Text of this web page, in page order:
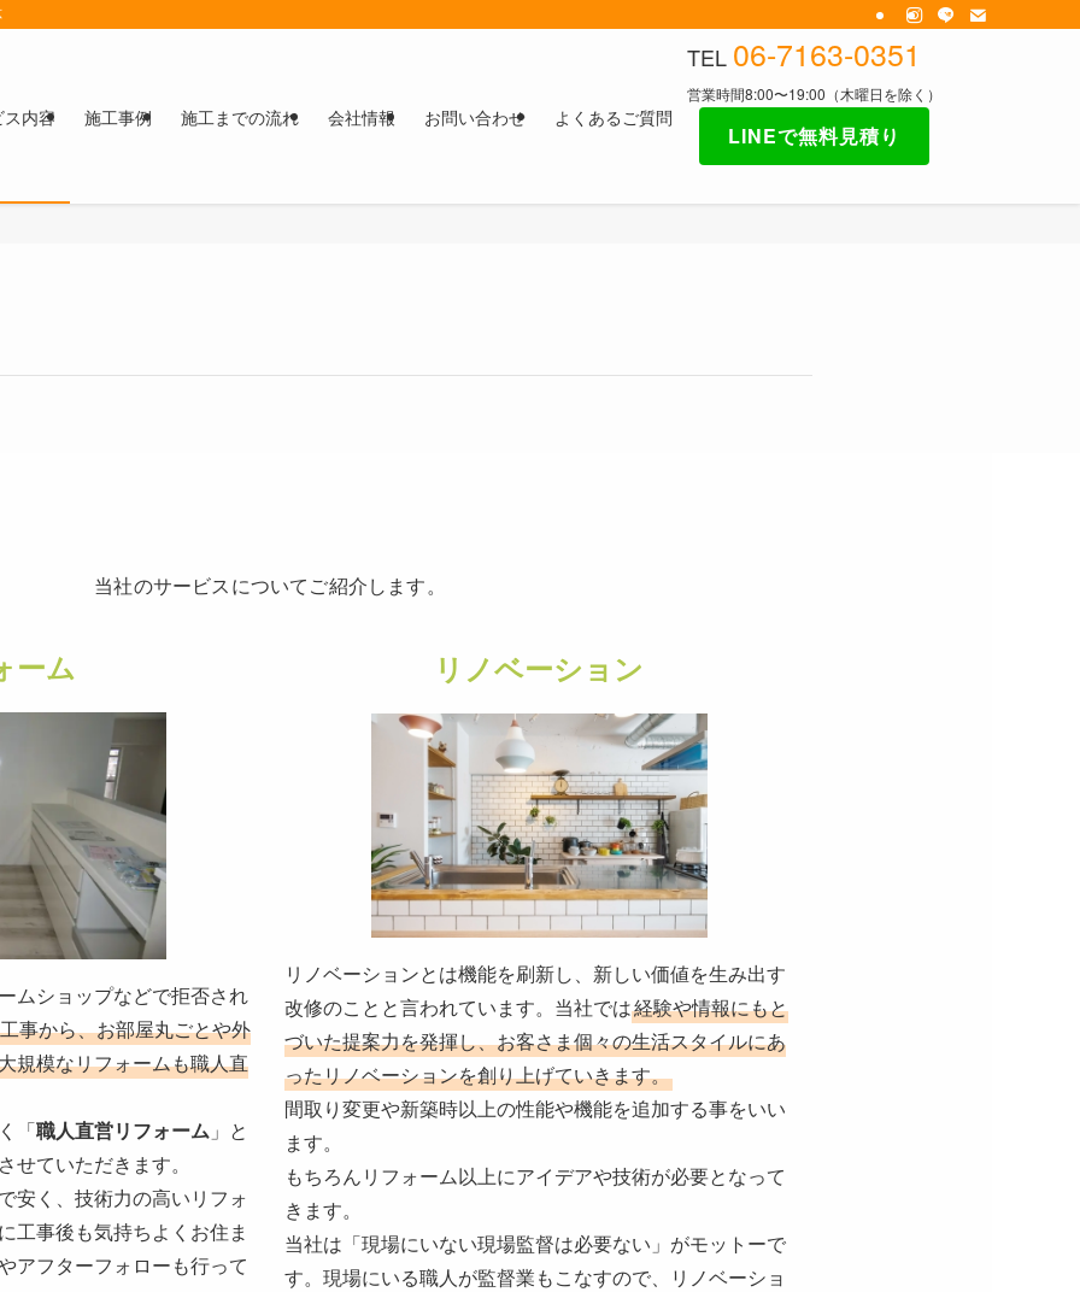
内容 施工事例 施工までの流れ 会社情報 お問い合わせ よくあるご質問
TEL 06-7163-0351
営業時間8:00〜19:00（木曜日を除く）
LINEで無料見積り
当社のサービスについてご紹介します。
ーム
ムショップなどで拒否され
事から、お部屋丸ごとや外
規模なリフォームも職人直
「職人直営リフォーム 」と
せていただきます。
安く、技術力の高いリフォ
工事後も気持ちよくお住ま
アフターフォローも行って
リノベーション
リノベーションとは機能を刷新し、新しい価値を生み出す
改修のことと言われています。当社では経験や情報にもと
づいた提案力を発揮し、お客さま個々の生活スタイルにあ
ったリノベーションを創り上げていきます。
間取り変更や新築時以上の性能や機能を追加する事をいい
ます。
もちろんリフォーム以上にアイデアや技術が必要となって
きます。
当社は「現場にいない現場監督は必要ない」がモットーで
す。現場にいる職人が監督業もこなすので、リノベーショ